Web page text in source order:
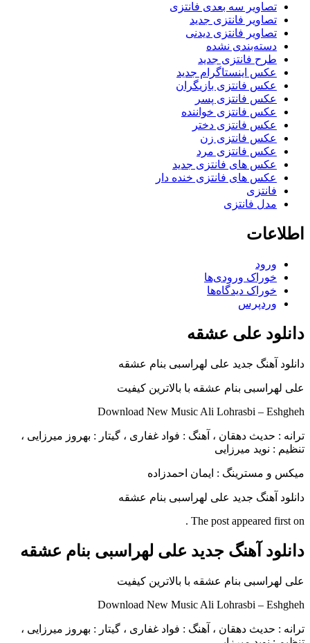
تصاویر سه بعدی فانتزی
تصاویر فانتزی جدید
تصاویر فانتزی دیدنی
دسته‌بندی نشده
طرح فانتزی جدید
عکس اینستاگرام جدید
عکس فانتزی بازیگران
عکس فانتزی پسر
عکس فانتزی خواننده
عکس فانتزی دختر
عکس فانتزی زن
عکس فانتزی مرد
عکس های فانتزی جدید
عکس های فانتزی خنده دار
فانتزی
مدل فانتزی
اطلاعات
ورود
خوراک ورودی‌ها
خوراک دیدگاه‌ها
وردپرس
دانلود علی عشقه
دانلود آهنگ جدید علی لهراسبی بنام عشقه
علی لهراسبی بنام عشقه با بالاترین کیفیت
Download New Music Ali Lohrasbi – Eshgheh
ترانه : حدیث دهقان ، آهنگ : فواد غفاری ، گیتار : بهروز میرزایی ،
تنظیم : نوید میرزایی
میکس و مسترینگ : ایمان احمدزاده
دانلود آهنگ جدید علی لهراسبی بنام عشقه
The post appeared first on .
دانلود آهنگ جدید علی لهراسبی بنام عشقه
علی لهراسبی بنام عشقه با بالاترین کیفیت
Download New Music Ali Lohrasbi – Eshgheh
ترانه : حدیث دهقان ، آهنگ : فواد غفاری ، گیتار : بهروز میرزایی ،